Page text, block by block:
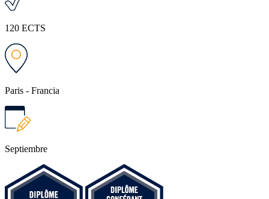
120 ECTS
Paris - Francia
Septiembre